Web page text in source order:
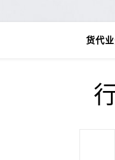
货代